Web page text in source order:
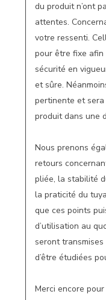
du produit n’ont
attentes.
votre ressenti.
pour être fixe afin
sécurité en
et sûre.
pertinente et
produit dans une
Nous prenons
retours
pliée, la stabilité
la praticité du
que ces points
d’utilisation au
seront
d’être étudiées
Merci encore